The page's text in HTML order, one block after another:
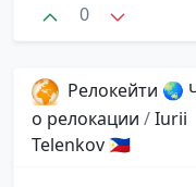
0
Релокейти 🌏
о релокации /Iurii
Telenkov 🇵🇭